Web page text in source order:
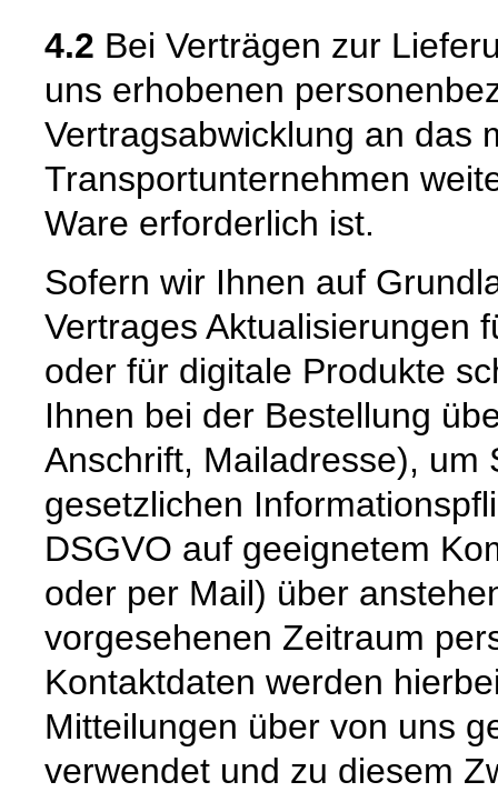
4.2 Bei Verträgen zur
uns erhobenen
Vertragsabwicklung an das
Transportunternehmen
Ware erforderlich ist.
Sofern wir Ihnen auf
Vertrages Aktualisierungen
oder für digitale Produkte
Ihnen bei der Bestellung
Anschrift, Mailadresse), um
gesetzlichen
DSGVO auf geeignetem
oder per Mail) über
vorgesehenen Zeitraum
Kontaktdaten werden
Mitteilungen über von uns
verwendet und zu diesem